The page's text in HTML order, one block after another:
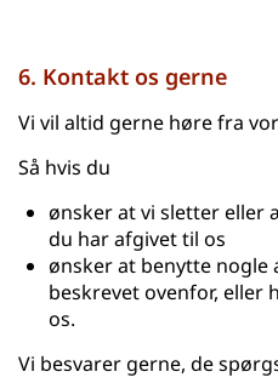
6. Kontakt os gerne
Vi vil altid gerne høre fra
Så hvis du
ønsker at vi sletter
du har afgivet til os
ønsker at benytte nogle
beskrevet ovenfor, eller
os.
Vi besvarer gerne, de